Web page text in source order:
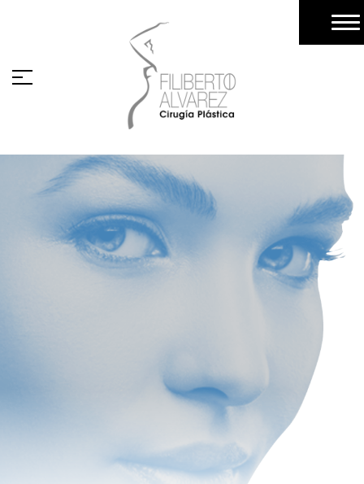
Galería
Turismo Medico (Pacientes Extranjeros)
Blog